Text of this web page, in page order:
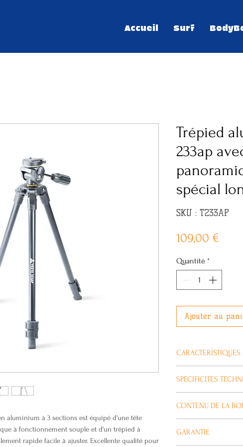
Accueil Surf
aluminium à 3 sections est équipé d'une tête
à fonctionnement souple et d'un trépied à
rapide facile à ajuster. Excellente qualité pour
Trépied
233ap
spécial
SKU : T233AP
109,00 €
Quantité *
Ajouter au
CARACTERISTIQUES
en douceur et
panoramique
pour des
pour l'imagerie à
L'attache rapide
permet une
SPECIFICITES
Aluminium
Hauteur ouvert
1551 mm
CONTENU DE LA
panoramique ph-
GARANTIE